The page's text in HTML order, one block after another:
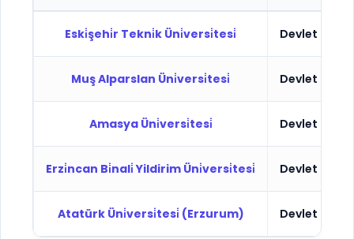
Eski̇şehi̇r Tekni̇k Üni̇versi̇tesi̇ Devlet
Muş Alparslan Üni̇versi̇tesi̇ Devlet
Amasya Üni̇versi̇tesi̇ Devlet
Erzi̇ncan Bi̇nali̇ Yildirim Üni̇versi̇tesi̇ Devlet
Atatürk Üni̇versi̇tesi̇ (Erzurum) Devlet